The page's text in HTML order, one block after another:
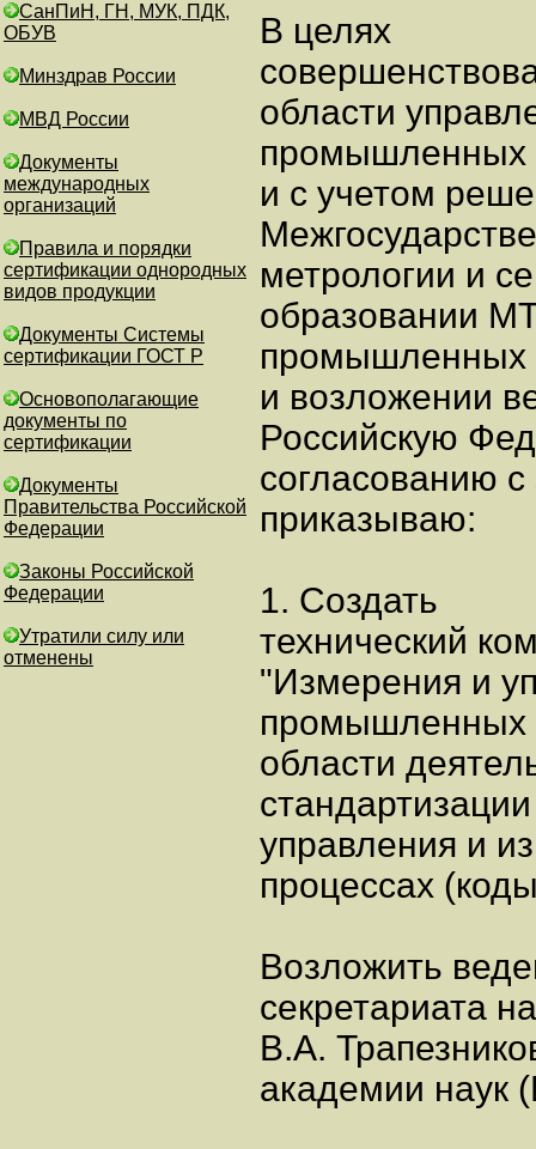
СанПиН, ГН, МУК, ПДК,
ОБУВ
Минздрав России
МВД России
Документы
международных
организаций
Правила и порядки
сертификации однородных
видов продукции
Документы Системы
сертификации ГОСТ Р
Основополагающие
документы по
сертификации
Документы
Правительства Российской
Федерации
Законы Российской
Федерации
Утратили силу или
отменены
В целях
области
промышленных
и с учетом
метрологии и
образовании
промышленных
и возложении
Российскую
согласованию
приказываю:
1. Создать
технический
"Измерения и
промышленных
области
управления и
процессах
Возложить
секретариата
В.А.
академии наук